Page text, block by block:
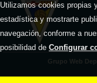
Grupo Web
Utilizamos cookies propias
estadística y mostrarte
navegación, conforme a
posibilidad de Configurar